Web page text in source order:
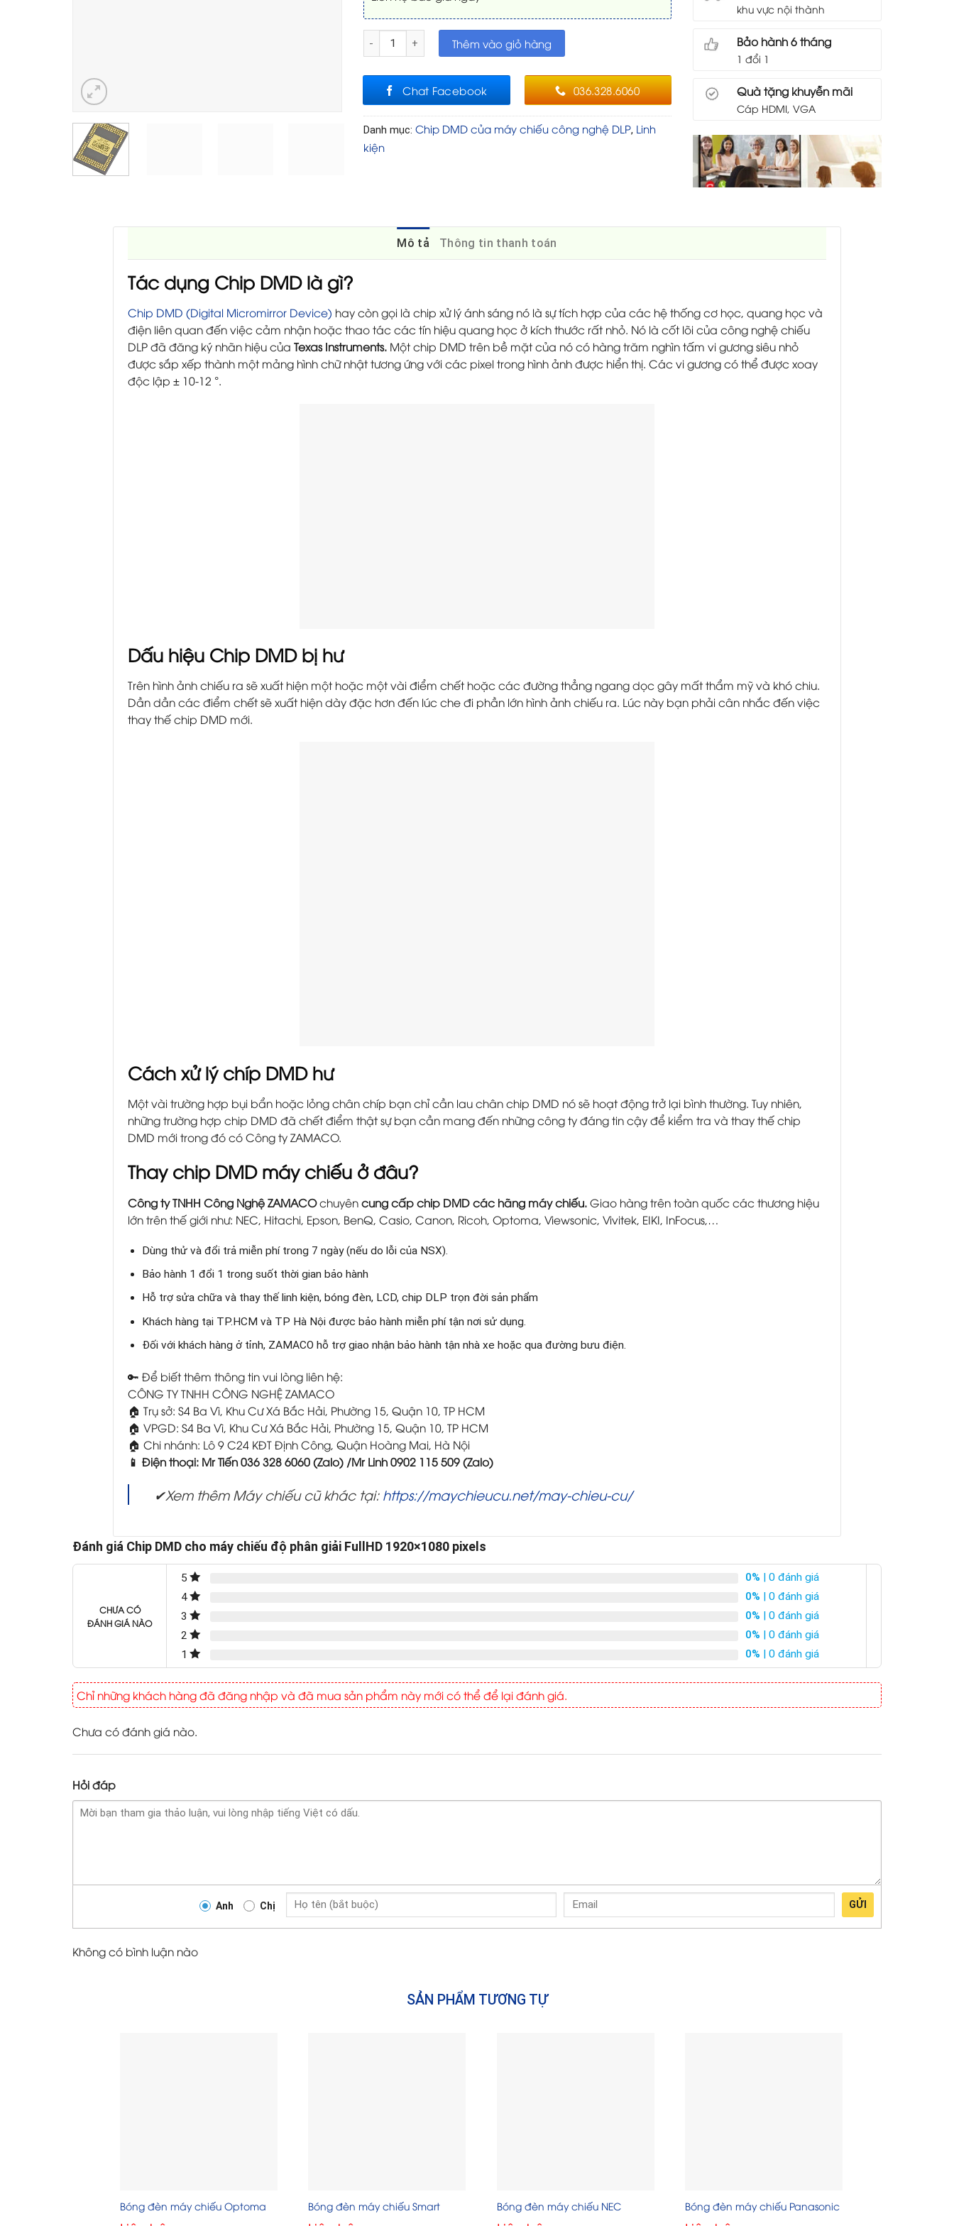
Chip DMD cho máy chiếu độ phân giải FullHD 1920x1080 pixels số lượng
Thêm vào giỏ hàng
Chat Facebook 036.328.6060
Danh mục: Chip DMD của máy chiếu công nghệ DLP, Linh
kiện
khu vực nội thành
Bảo hành 6 tháng
1 đổi 1
Quà tặng khuyễn mãi
Cáp HDMI, VGA
Mô tả Thông tin thanh toán
Tác dụng Chip DMD là gì?
Chip DMD (Digital Micromirror Device) hay còn gọi là chip xử lý ánh sáng nó là sự tích hợp của các hệ thống cơ học, quang học và
điện liên quan đến việc cảm nhận hoặc thao tác các tín hiệu quang học ở kích thước rất nhỏ. Nó là cốt lõi của công nghệ chiếu
DLP đã đăng ký nhãn hiệu của Texas Instruments. Một chip DMD trên bề mặt của nó có hàng trăm nghìn tấm vi gương siêu nhỏ
được sắp xếp thành một mảng hình chữ nhật tương ứng với các pixel trong hình ảnh được hiển thị. Các vi gương có thể được xoay
độc lập ± 10-12 °.
Dấu hiệu Chip DMD bị hư
Trên hình ảnh chiếu ra sẽ xuất hiện một hoặc một vài điểm chết hoặc các đường thẳng ngang dọc gây mất thẩm mỹ và khó chiu.
Dần dần các điểm chết sẽ xuất hiện dày đặc hơn đến lúc che đi phần lớn hình ảnh chiếu ra. Lúc này bạn phải cân nhắc đến việc
thay thế chip DMD mới.
Cách xử lý chíp DMD hư
Một vài trường hợp bụi bẩn hoặc lỏng chân chíp bạn chỉ cần lau chân chip DMD nó sẽ hoạt động trở lại bình thường. Tuy nhiên,
những trường hợp chip DMD đã chết điểm thật sự bạn cần mang đến những công ty đáng tin cậy để kiểm tra và thay thế chip
DMD mới trong đó có Công ty ZAMACO.
Thay chip DMD máy chiếu ở đâu?
Công ty TNHH Công Nghệ ZAMACOchuyêncung cấp chip DMD các hãng máy chiếu.Giao hàng trên toàn quốc các thương hiệu
lớn trên thế giới như: NEC, Hitachi, Epson, BenQ, Casio, Canon, Ricoh, Optoma, Viewsonic, Vivitek, EIKI, InFocus,…
Dùng thử và đổi trả miễn phí trong 7 ngày (nếu do lỗi của NSX).
Bảo hành 1 đổi 1 trong suốt thời gian bảo hành
Hỗ trợ sửa chữa và thay thế linh kiện, bóng đèn, LCD, chip DLP trọn đời sản phẩm
Khách hàng tại TP.HCM và TP Hà Nội được bảo hành miễn phí tận nơi sử dụng.
Đối với khách hàng ở tỉnh, ZAMACO hỗ trợ giao nhận bảo hành tận nhà xe hoặc qua đường bưu điện.
🔑 Để biết thêm thông tin vui lòng liên hệ:
CÔNG TY TNHH CÔNG NGHỆ ZAMACO
🏠 Trụ sở: S4 Ba Vì, Khu Cư Xá Bắc Hải, Phường 15, Quận 10, TP HCM
🏠 VPGD: S4 Ba Vì, Khu Cư Xá Bắc Hải, Phường 15, Quận 10, TP HCM
🏠 Chi nhánh: Lô 9 C24 KĐT Định Công, Quận Hoàng Mai, Hà Nội
📱 Điện thoại: Mr Tiến 036 328 6060 (Zalo) /Mr Linh 0902 115 509 (Zalo)
✔Xem thêm Máy chiếu cũ khác tại: https://maychieucu.net/may-chieu-cu/
Đánh giá Chip DMD cho máy chiếu độ phân giải FullHD 1920×1080 pixels
CHƯA CÓ
ĐÁNH GIÁ NÀO
5 0% | 0 đánh giá
4
0% | 0 đánh giá
3
0% | 0 đánh giá
2
0% | 0 đánh giá
1
0% | 0 đánh giá
Chỉ những khách hàng đã đăng nhập và đã mua sản phẩm này mới có thể để lại đánh giá.
Chưa có đánh giá nào.
Hỏi đáp
Anh Chị GỬI
Không có bình luận nào
SẢN PHẨM TƯƠNG TỰ
Bóng đèn máy chiếu Optoma Bóng đèn máy chiếu Smart Bóng đèn máy chiếu NEC Bóng đèn máy chiếu Panasonic